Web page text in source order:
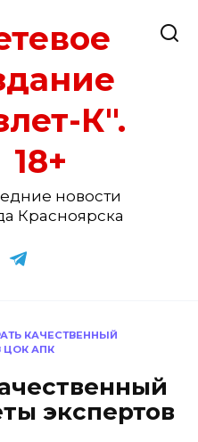
К".
18+
новости
Красноярска
КАЧЕСТВЕННЫЙ
ЦОК АПК
экспертов